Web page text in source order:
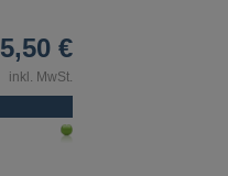
5,50 €
inkl. MwSt.